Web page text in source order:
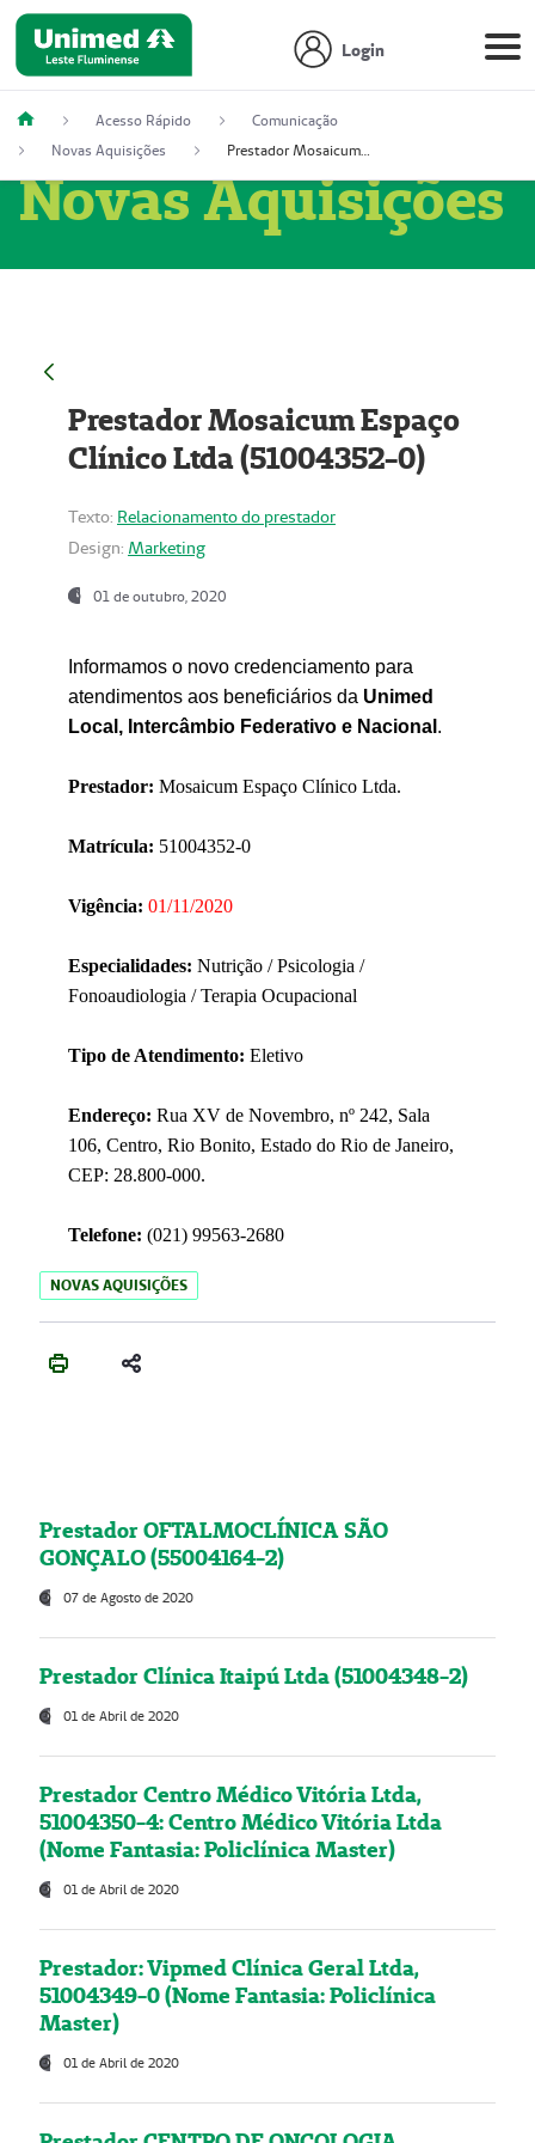
Login
Acesso Rápido
Comunicação
Novas Aquisições
Prestador Mosaicum Espaço Clínico Ltda (51004352-0)
Novas Aquisições
Prestador Mosaicum Espaço
Clínico Ltda (51004352-0)
Texto: Relacionamento do prestador
Design: Marketing
01 de outubro, 2020
Informamos o novo credenciamento para
atendimentos aos beneficiários da Unimed
Local, Intercâmbio Federativo e Nacional .
Prestador: Mosaicum Espaço Clínico Ltda.
Matrícula: 51004352-0
Vigência: 01/11/2020
Especialidades: Nutrição / Psicologia /
Fonoaudiologia / Terapia Ocupacional
Tipo de Atendimento: Eletivo
Endereço: Rua XV de Novembro, nº 242, Sala
106, Centro, Rio Bonito, Estado do Rio de Janeiro,
CEP: 28.800-000.
Telefone: (021) 99563-2680
NOVAS AQUISIÇÕES
Prestador OFTALMOCLÍNICA SÃO
GONÇALO (55004164-2)
07 de Agosto de 2020
Prestador Clínica Itaipú Ltda (51004348-2)
01 de Abril de 2020
Prestador Centro Médico Vitória Ltda,
51004350-4: Centro Médico Vitória Ltda
(Nome Fantasia: Policlínica Master)
01 de Abril de 2020
Prestador: Vipmed Clínica Geral Ltda,
51004349-0 (Nome Fantasia: Policlínica
Master)
01 de Abril de 2020